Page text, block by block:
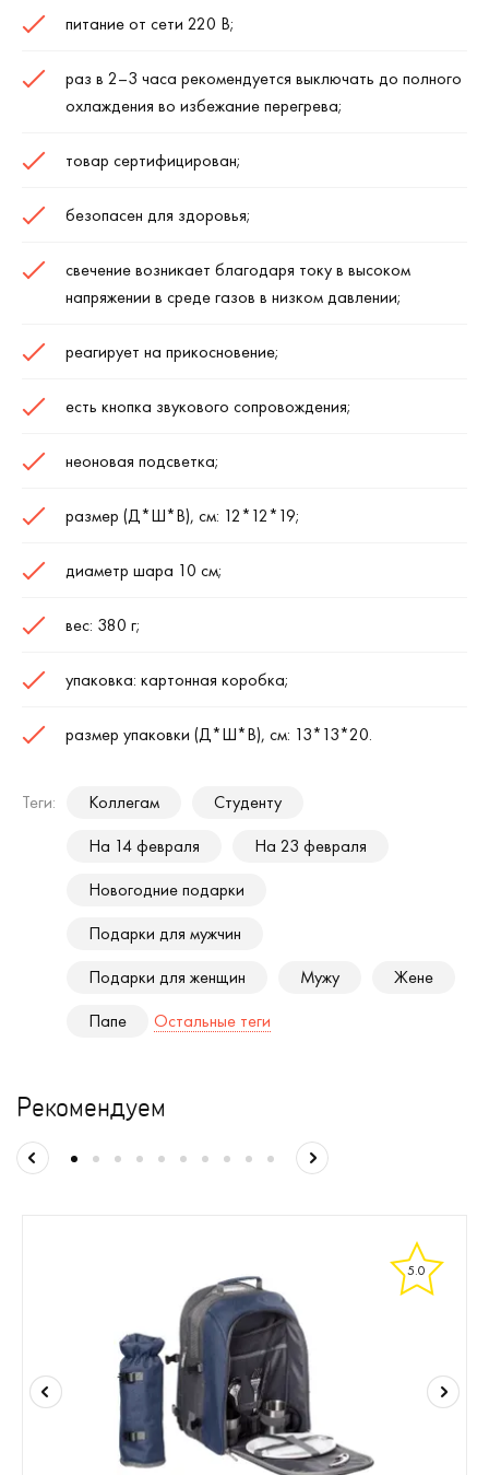
питание от сети 220 В;
раз в 2–3 часа рекомендуется выключать до полного
охлаждения во избежание перегрева;
товар сертифицирован;
безопасен для здоровья;
свечение возникает благодаря току в высоком
напряжении в среде газов в низком давлении;
реагирует на прикосновение;
есть кнопка звукового сопровождения;
неоновая подсветка;
размер (Д*Ш*В), см: 12*12*19;
диаметр шара 10 см;
вес: 380 г;
упаковка: картонная коробка;
размер упаковки (Д*Ш*В), см: 13*13*20.
Теги: Коллегам
Студенту
На 14 февраля
На 23 февраля
Новогодние подарки
Подарки для мужчин
Подарки для женщин
Мужу
Жене
Папе
Остальные теги
Рекомендуем
5.0